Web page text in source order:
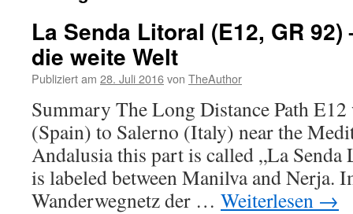
La Senda Litoral (E12, GR
die weite Welt
Publiziert am 28. Juli 2016von TheAuthor
Summary The Long Distance Path
(Spain) to Salerno (Italy) near the
Andalusia this part is called „La
is labeled between Manilva and Nerja.
Wanderwegnetz der … Weiterlesen →